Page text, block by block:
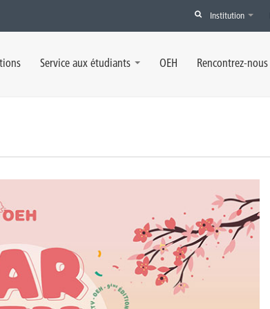
Institution
Service aux étudiants OEH Rencontrez-nous